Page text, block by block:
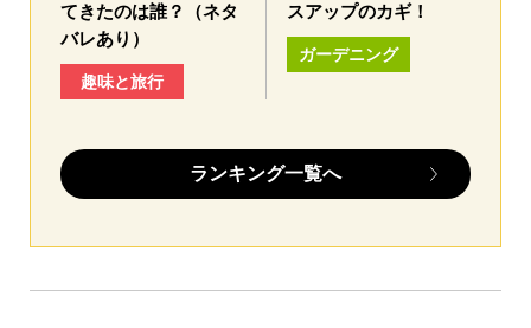
てきたのは誰？（ネタ
バレあり）
趣味と旅行
スアップのカギ！
ガーデニング
ランキング一覧へ